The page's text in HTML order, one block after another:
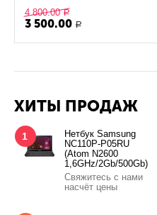
4 800.00 Р
3 500.00 Р
ХИТЫ ПРОДАЖ
1
Нетбук Samsung
NC110P-P05RU
(Atom N2600
1,6GHz/2Gb/500Gb)
Свяжитесь с нами
насчёт цены